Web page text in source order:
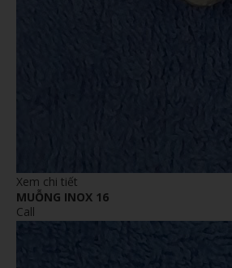
Xem chi tiết
MUỖNG INOX 16
Call